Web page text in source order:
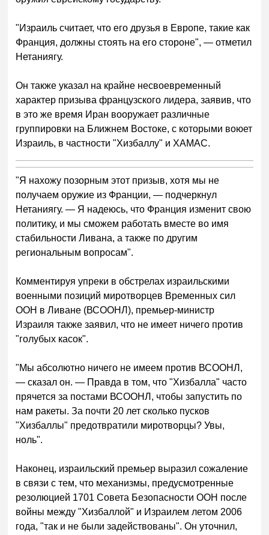
"Израиль считает, что его друзья в Европе, такие как
Франция, должны стоять на его стороне", — отметил
Нетаниягу.
Он также указал на крайне несвоевременный
характер призыва французского лидера, заявив, что
в это же время Иран вооружает различные
группировки на Ближнем Востоке, с которыми воюет
Израиль, в частности "Хизбаллу" и ХАМАС.
"Я нахожу позорным этот призыв, хотя мы не
получаем оружие из Франции, — подчеркнул
Нетаниягу. — Я надеюсь, что Франция изменит свою
политику, и мы сможем работать вместе во имя
стабильности Ливана, а также по другим
региональным вопросам".
Комментируя упреки в обстрелах израильскими
военными позиций миротворцев Временных сил
ООН в Ливане (ВСООНЛ), премьер-министр
Израиля также заявил, что не имеет ничего против
"голубых касок".
"Мы абсолютно ничего не имеем против ВСООНЛ,
— сказал он. — Правда в том, что "Хизбалла" часто
прячется за постами ВСООНЛ, чтобы запустить по
нам ракеты. За почти 20 лет сколько пусков
"Хизбаллы" предотвратили миротворцы? Увы,
ноль".
Наконец, израильский премьер выразил сожаление
в связи с тем, что механизмы, предусмотренные
резолюцией 1701 Совета Безопасности ООН после
войны между "Хизбаллой" и Израилем летом 2006
года, "так и не были задействованы". Он уточнил,